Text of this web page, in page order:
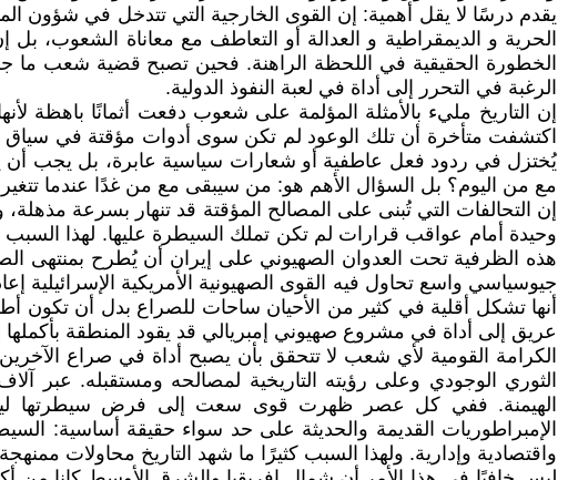
يقدم درسًا لا يقل أهمية: إن القوى الخارجية التي تتدخل في شؤون
الحرية و الديمقراطية و العدالة أو التعاطف مع معاناة الشعوب، بل
الخطورة الحقيقية في اللحظة الراهنة. فحين تصبح قضية شعب ما
الرغبة في التحرر إلى أداة في لعبة النفوذ الدولية.
إن التاريخ مليء بالأمثلة المؤلمة على شعوب دفعت أثمانًا باهظة
اكتشفت متأخرة أن تلك الوعود لم تكن سوى أدوات مؤقتة في سياق
يُختزل في ردود فعل عاطفية أو شعارات سياسية عابرة، بل يجب
مع من اليوم؟ بل السؤال الأهم هو: من سيبقى مع من غدًا عندما تتغير
إن التحالفات التي تُبنى على المصالح المؤقتة قد تنهار بسرعة
وحيدة أمام عواقب قرارات لم تكن تملك السيطرة عليها. لهذا
هذه الظرفية تحت العدوان الصهيوني على إيران أن يُطرح بمنتهى
جيوسياسي واسع تحاول فيه القوى الصهيونية الأمريكية
أنها تشكل أقلية في كثير من الأحيان ساحات للصراع بدل أن تكون
عريق إلى أداة في مشروع صهيوني إمبريالي قد يقود المنطقة
الكرامة القومية لأي شعب لا تتحقق بأن يصبح أداة في صراع
الثوري الوجودي وعلى رؤيته التاريخية لمصالحه ومستقبله. عبر
الهيمنة. ففي كل عصر ظهرت قوى سعت إلى فرض سيطرتها ليس
الإمبراطوريات القديمة والحديثة على حد سواء حقيقة أساسية:
واقتصادية وإدارية. ولهذا السبب كثيرًا ما شهد التاريخ محاولات